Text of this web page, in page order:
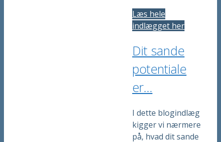
Læs hele
indlægget her
Dit sande
potentiale
er…
I dette blogindlæg
kigger vi nærmere
på, hvad dit sande